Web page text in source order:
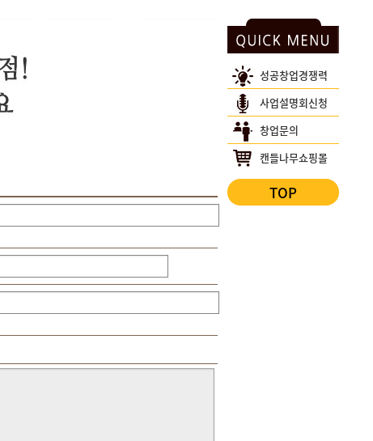
성공창업경쟁력
사업설명회신청
창업문의
캔들나무쇼핑몰
TOP